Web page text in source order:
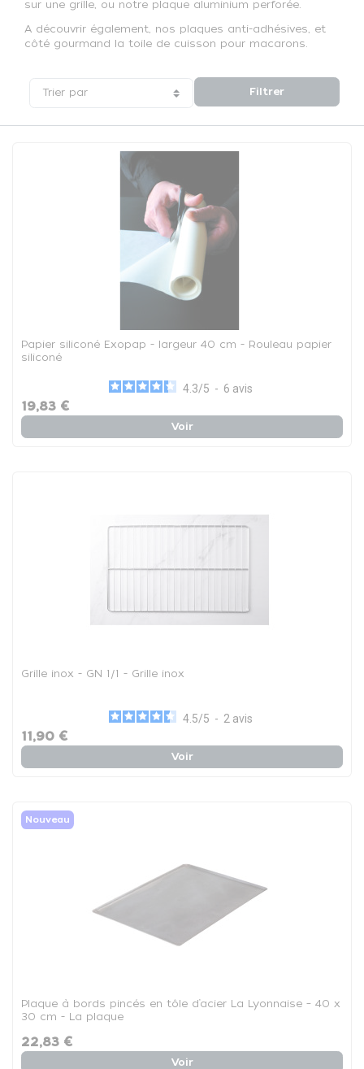
sur une grille, ou notre plaque aluminium perforée.
A découvrir également, nos plaques anti-adhésives, et
côté gourmand la toile de cuisson pour macarons.
Trier par Filtrer
Papier siliconé Exopap - largeur 40 cm - Rouleau papier
siliconé
4.3/5 - 6 avis
19,83 €
Voir
Grille inox - GN 1/1 - Grille inox
4.5/5 - 2 avis
11,90 €
Voir
Nouveau
Plaque à bords pincés en tôle d’acier La Lyonnaise – 40 x
30 cm - La plaque
22,83 €
Voir